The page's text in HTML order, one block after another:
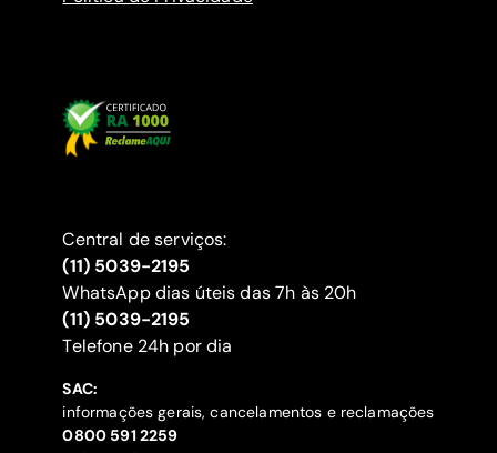
Central de serviços:
(11) 5039-2195
WhatsApp dias úteis das 7h às 20h
(11) 5039-2195
‍Telefone 24h por dia
SAC:
informações gerais, cancelamentos e reclamações
‍0800 591 2259